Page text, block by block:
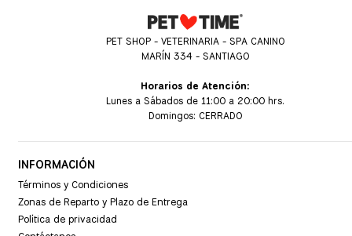
PET SHOP - VETERINARIA - SPA CANINO
MARÍN 334 - SANTIAGO
Horarios de Atención:
Lunes a Sábados de 11:00 a 20:00 hrs.
Domingos: CERRADO
INFORMACIÓN
Términos y Condiciones
Zonas de Reparto y Plazo de Entrega
Política de privacidad